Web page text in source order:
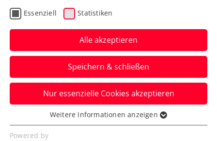
Mega-Mittwoch bei den
LAYJET-OPEN in Bad
Waltersdorf
Regen zwingt beim ATP-Challenger am
Dienstag zur Pause. Für Mittwoch wird
perfektes Wetter prophezeit.
Verfasst von: Presseaussendung / Redaktion, 16.09.2025
Essenziell Statistiken
Alle akzeptieren
Speichern & schließen
Nur essenzielle Cookies akzeptieren
Essenziell
Essenzielle Cookies werden für grundlegende
Weitere Informationen anzeigen
Powered by